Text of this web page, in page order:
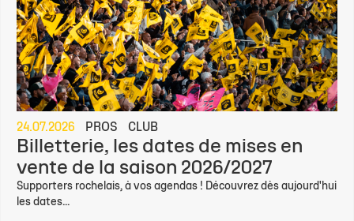
24.07.2026 PROS CLUB
Billetterie, les dates de mises en
vente de la saison 2026/2027
Supporters rochelais, à vos agendas ! Découvrez dès aujourd'hui
les dates...